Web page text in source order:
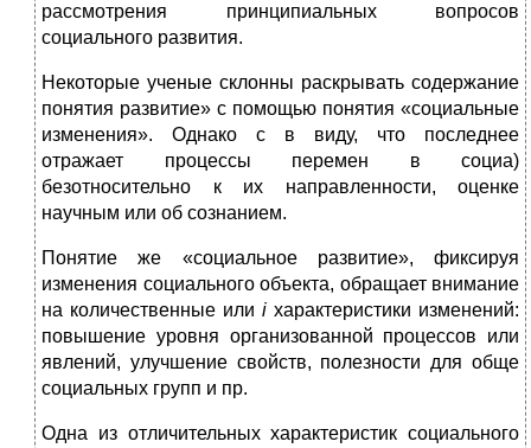
рассмотрения принципиальных вопросов
социального развития.
Некоторые ученые склонны раскрывать содержание
понятия развитие» с помощью понятия «социальные
изменения». Однако с в виду, что последнее
отражает процессы перемен в социа)
безотносительно к их направленности, оценке
научным или об сознанием.
Понятие же «социальное развитие», фиксируя
изменения социального объекта, обращает внимание
на количественные или i характеристики изменений:
повышение уровня организованной процессов или
явлений, улучшение свойств, полезности для обще
социальных групп и пр.
Одна из отличительных характеристик социального